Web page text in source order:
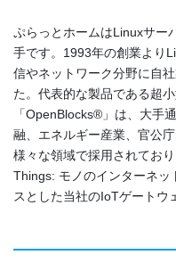
ぷらっとホームはLinuxサー
手です。1993年の創業より
信やネットワーク分野に自
た。代表的な製品である超
「OpenBlocks®」は、大手
融、エネルギー産業、官公
様々な領域で採用されてお
Things: モノのインターネッ
スとした当社のIoTゲートウ